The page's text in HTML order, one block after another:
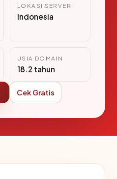
LOKASI SERVER
Indonesia
USIA DOMAIN
18.2 tahun
Cek Gratis